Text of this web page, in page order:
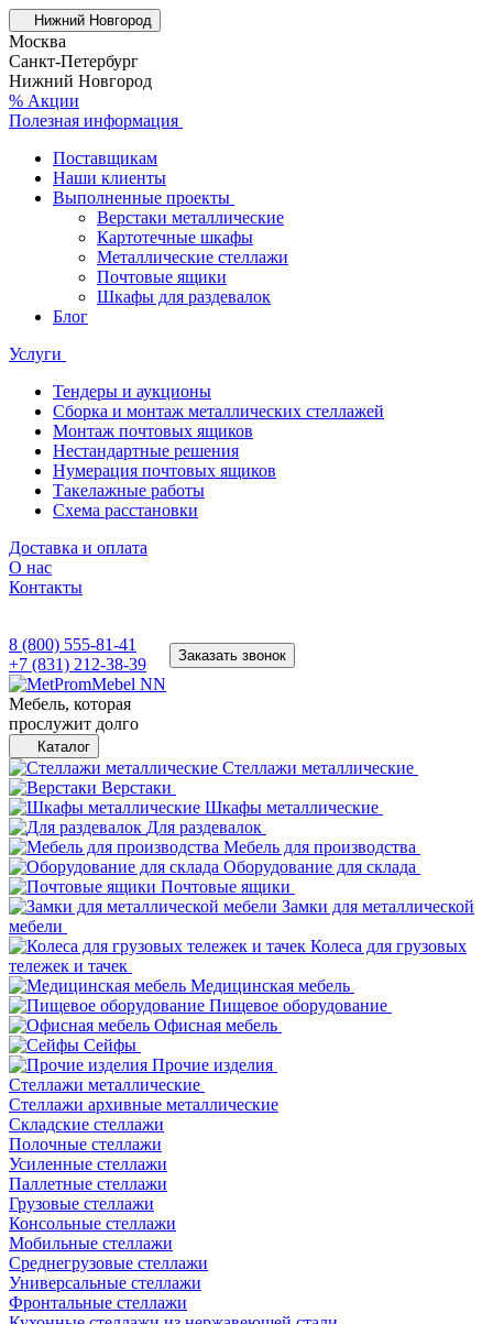
Нижний Новгород
Москва
Санкт-Петербург
Нижний Новгород
% Акции
Полезная информация
Поставщикам
Наши клиенты
Выполненные проекты
Верстаки металлические
Картотечные шкафы
Металлические стеллажи
Почтовые ящики
Шкафы для раздевалок
Блог
Услуги
Тендеры и аукционы
Сборка и монтаж металлических стеллажей
Монтаж почтовых ящиков
Нестандартные решения
Нумерация почтовых ящиков
Такелажные работы
Схема расстановки
Доставка и оплата
О нас
Контакты
8 (800) 555-81-41
+7 (831) 212-38-39
Заказать звонок
Мебель, которая
прослужит долго
Каталог
Стеллажи металлические
Верстаки
Шкафы металлические
Для раздевалок
Мебель для производства
Оборудование для склада
Почтовые ящики
Замки для металлической
мебели
Колеса для грузовых
тележек и тачек
Медицинская мебель
Пищевое оборудование
Офисная мебель
Сейфы
Прочие изделия
Стеллажи металлические
Cтеллажи архивные металлические
Складские стеллажи
Полочные стеллажи
Усиленные стеллажи
Паллетные стеллажи
Грузовые стеллажи
Консольные стеллажи
Мобильные стеллажи
Среднегрузовые стеллажи
Универсальные стеллажи
Фронтальные стеллажи